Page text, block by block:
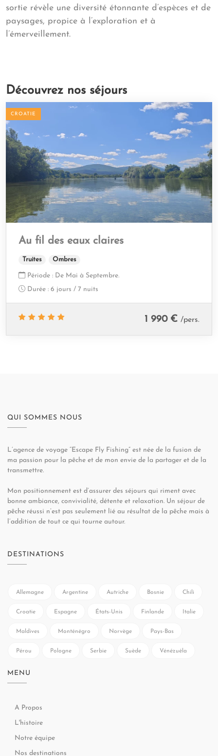
sortie révèle une diversité étonnante d’espèces et de
paysages, propice à l’exploration et à
l’émerveillement.
Découvrez nos séjours
CROATIE
Au fil des eaux claires
Truites Ombres
Période : De Mai à Septembre.
Durée : 6 jours / 7 nuits
1 990 € /pers.
QUI SOMMES NOUS
L’agence de voyage “Escape Fly Fishing” est née de la fusion de
ma passion pour la pêche et de mon envie de la partager et de la
transmettre.
Mon positionnement est d’assurer des séjours qui riment avec
bonne ambiance, convivialité, détente et relaxation. Un séjour de
pêche réussi n’est pas seulement lié au résultat de la pêche mais à
l’addition de tout ce qui tourne autour.
DESTINATIONS
Allemagne Argentine Autriche Bosnie Chili
Croatie Espagne États-Unis Finlande Italie
Maldives Monténégro Norvège Pays-Bas
Pérou Pologne Serbie Suède Vénézuéla
MENU
A Propos
L'histoire
Notre équipe
Nos destinations